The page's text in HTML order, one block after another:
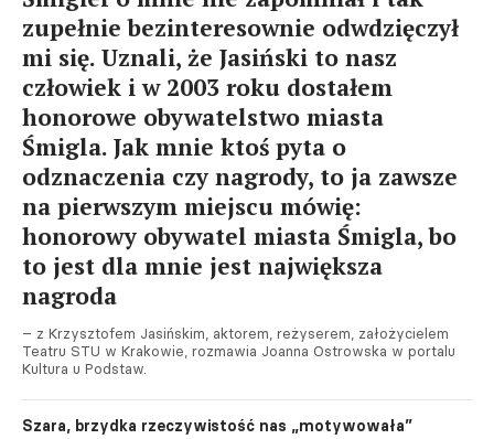
zupełnie bezinteresownie odwdzięczył
mi się. Uznali, że Jasiński to nasz
człowiek i w 2003 roku dostałem
honorowe obywatelstwo miasta
Śmigla. Jak mnie ktoś pyta o
odznaczenia czy nagrody, to ja zawsze
na pierwszym miejscu mówię:
honorowy obywatel miasta Śmigla, bo
to jest dla mnie jest największa
nagroda
– z Krzysztofem Jasińskim, aktorem, reżyserem, założycielem
Teatru STU w Krakowie, rozmawia Joanna Ostrowska w portalu
Kultura u Podstaw.
Szara, brzydka rzeczywistość nas „motywowała”